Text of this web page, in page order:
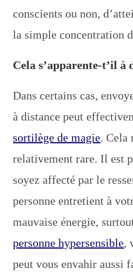
conscients ou non,
la simple concentration
Cela s’apparente-t’il à
Dans certains cas,
à distance peut
sortilège de magie. Cela
relativement rare. Il est
soyez affecté par le
personne entretient à
mauvaise énergie,
personne hypersensible,
peut vous envahir aussi